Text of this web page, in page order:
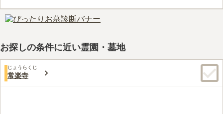
おすすめです。
口コミ評価
お探しの条件に近い霊園・墓地
じょうらくじ
常楽寺